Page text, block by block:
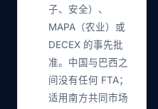
子、安全）、
MAPA（农业）或
DECEX 的事先批
准。中国与巴西之
间没有任何 FTA；
适用南方共同市场